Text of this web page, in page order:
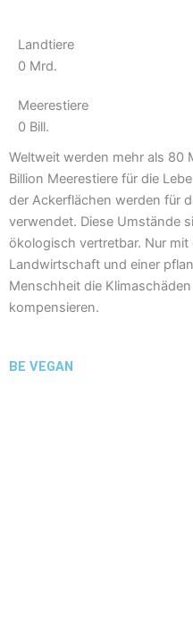
Landtiere
0 Mrd.
Meerestiere
0 Bill.
Weltweit werden mehr als 80
Billion Meerestiere für die
der Ackerflächen werden für
verwendet. Diese Umstände
ökologisch vertretbar. Nur
Landwirtschaft und einer
Menschheit die
kompensieren.
BE VEGAN